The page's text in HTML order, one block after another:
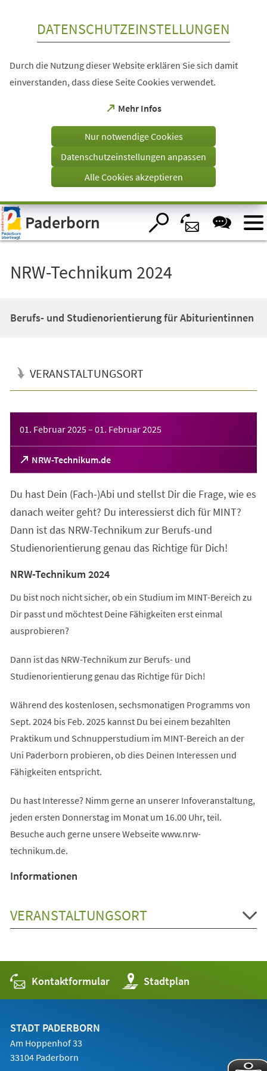
Visuelle
Assistenzsoftware
öffnen.
DATENSCHUTZEINSTELLUNGEN
Durch die Nutzung dieser Website erklären Sie sich damit
einverstanden, dass diese Seite Cookies verwendet.
Mehr Infos
(Öffnet
einem
Tab)
Nur notwendige Cookies
Datenschutzeinstellungen anpassen
Alle Cookies akzeptieren
Paderborn
NRW-Technikum 2024
Berufs- und Studienorientierung für Abiturientinnen
VERANSTALTUNGSORT
01. Februar 2025– 01. Februar 2025
NRW-Technikum.de
(Öffnet
in
neuen
Du hast Dein (Fach-)Abi und stellst Dir die Frage, wie es
danach weiter geht? Du interessierst dich für MINT?
Dann ist das NRW-Technikum zur Berufs-und
Studienorientierung genau das Richtige für Dich!
NRW-Technikum 2024
Du bist noch nicht sicher, ob ein Studium im MINT-Bereich zu
Dir passt und möchtest Deine Fähigkeiten erst einmal
ausprobieren?
Dann ist das NRW-Technikum zur Berufs- und
Studienorientierung genau das Richtige für Dich!
Während des kostenlosen, sechsmonatigen Programms von
Sept. 2024 bis Feb. 2025 kannst Du bei einem bezahlten
Praktikum und Schnupperstudium im MINT-Bereich an der
Uni Paderborn probieren, ob dies Deinen Interessen und
Fähigkeiten entspricht.
Du hast Interesse? Nimm gerne an unserer Infoveranstaltung,
jeden ersten Donnerstag im Monat um 16.00 Uhr, teil.
Besuche auch gerne unsere Webseite www.nrw-
technikum.de.
Informationen
VERANSTALTUNGSORT
Kontaktformular Stadtplan
(Öffnet
in
einem
STADT PADERBORN
Am Hoppenhof 33
33104 Paderborn